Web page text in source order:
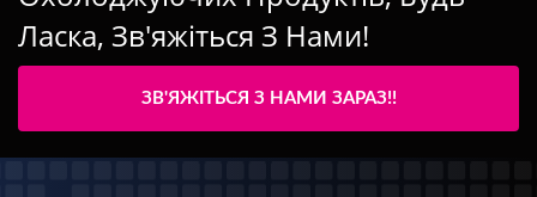
Ласка, Зв'яжіться З Нами!
ЗВ'ЯЖІТЬСЯ З НАМИ ЗАРАЗ!!